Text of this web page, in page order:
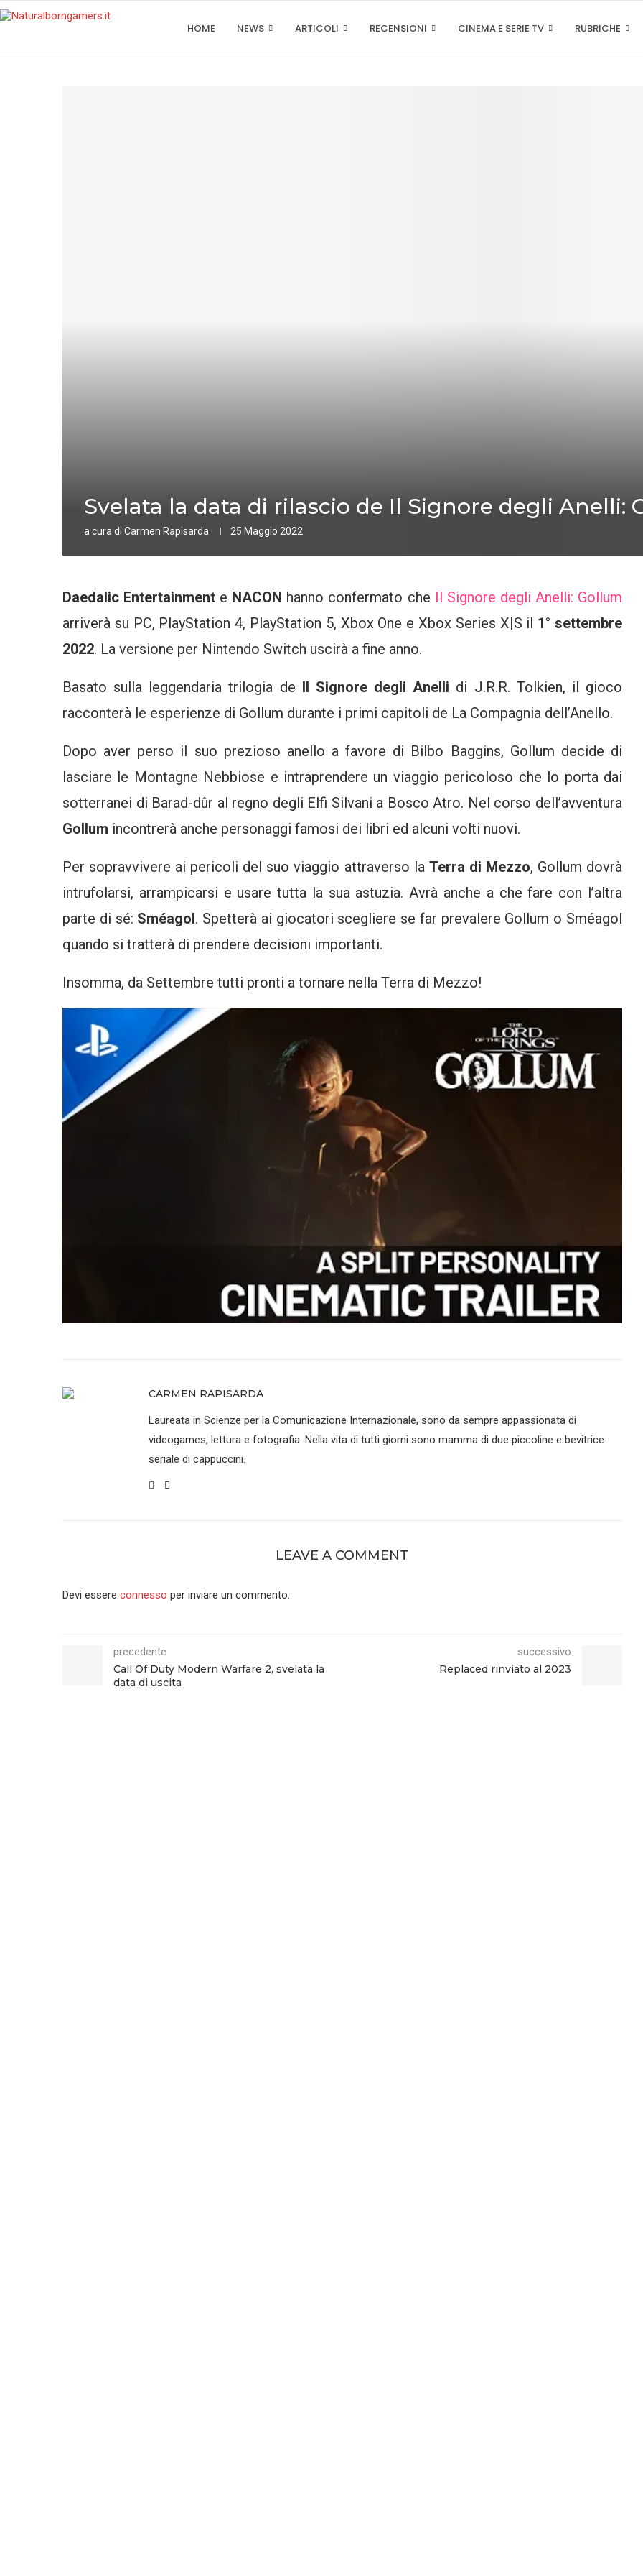
HOME NEWS ARTICOLI RECENSIONI CINEMA E SERIE TV RUBRICHE
Svelata la data di rilascio de Il Signore degli Anelli:
a cura di Carmen Rapisarda 25 Maggio 2022
Daedalic Entertainment e NACON hanno confermato che Il Signore degli Anelli: Gollum
arriverà su PC, PlayStation 4, PlayStation 5, Xbox One e Xbox Series X|S il 1° settembre
2022. La versione per Nintendo Switch uscirà a fine anno.
Basato sulla leggendaria trilogia de Il Signore degli Anelli di J.R.R. Tolkien, il gioco
racconterà le esperienze di Gollum durante i primi capitoli de La Compagnia dell’Anello.
Dopo aver perso il suo prezioso anello a favore di Bilbo Baggins, Gollum decide di
lasciare le Montagne Nebbiose e intraprendere un viaggio pericoloso che lo porta dai
sotterranei di Barad-dûr al regno degli Elfi Silvani a Bosco Atro. Nel corso dell’avventura
Gollum incontrerà anche personaggi famosi dei libri ed alcuni volti nuovi.
Per sopravvivere ai pericoli del suo viaggio attraverso la Terra di Mezzo, Gollum dovrà
intrufolarsi, arrampicarsi e usare tutta la sua astuzia. Avrà anche a che fare con l’altra
parte di sé: Sméagol. Spetterà ai giocatori scegliere se far prevalere Gollum o Sméagol
quando si tratterà di prendere decisioni importanti.
Insomma, da Settembre tutti pronti a tornare nella Terra di Mezzo!
CARMEN RAPISARDA
Laureata in Scienze per la Comunicazione Internazionale, sono da sempre appassionata di
videogames, lettura e fotografia. Nella vita di tutti giorni sono mamma di due piccoline e bevitrice
seriale di cappuccini.
LEAVE A COMMENT
Devi essere connesso per inviare un commento.
precedente
Call Of Duty Modern Warfare 2, svelata la
data di uscita
successivo
Replaced rinviato al 2023